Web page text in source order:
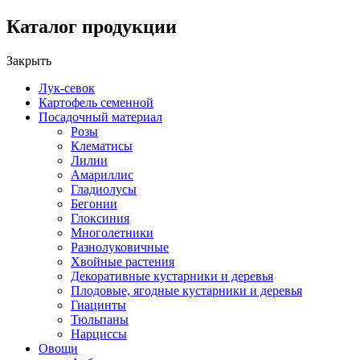
Каталог продукции
Закрыть
Лук-севок
Картофель семенной
Посадочный материал
Розы
Клематисы
Лилии
Амариллис
Гладиолусы
Бегонии
Глоксиния
Многолетники
Разнолуковичные
Хвойные растения
Декоративные кустарники и деревья
Плодовые, ягодные кустарники и деревья
Гиацинты
Тюльпаны
Нарциссы
Овощи